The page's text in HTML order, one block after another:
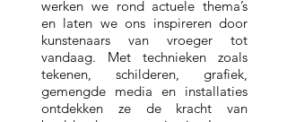
werken we rond actuele thema’s
en laten we ons inspireren door
kunstenaars van vroeger tot
vandaag. Met technieken zoals
tekenen, schilderen, grafiek,
gemengde media en installaties
ontdekken ze de kracht van